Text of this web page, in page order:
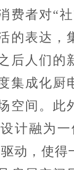
费者对“
的表达，
后人们的
集成化厨
空间。此
计融为
动，使得